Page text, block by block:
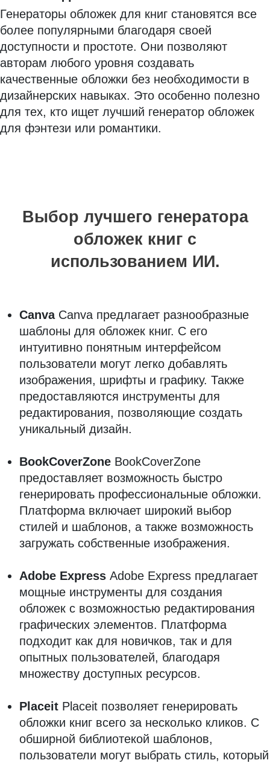
Генераторы обложек для книг становятся все
более популярными благодаря своей
доступности и простоте. Они позволяют
авторам любого уровня создавать
качественные обложки без необходимости в
дизайнерских навыках. Это особенно полезно
для тех, кто ищет лучший генератор обложек
для фэнтези или романтики.
Выбор лучшего генератора
обложек книг с
использованием ИИ.
Canva Canva предлагает разнообразные
шаблоны для обложек книг. С его
интуитивно понятным интерфейсом
пользователи могут легко добавлять
изображения, шрифты и графику. Также
предоставляются инструменты для
редактирования, позволяющие создать
уникальный дизайн.
BookCoverZone BookCoverZone
предоставляет возможность быстро
генерировать профессиональные обложки.
Платформа включает широкий выбор
стилей и шаблонов, а также возможность
загружать собственные изображения.
Adobe Express Adobe Express предлагает
мощные инструменты для создания
обложек с возможностью редактирования
графических элементов. Платформа
подходит как для новичков, так и для
опытных пользователей, благодаря
множеству доступных ресурсов.
Placeit Placeit позволяет генерировать
обложки книг всего за несколько кликов. С
обширной библиотекой шаблонов,
пользователи могут выбрать стиль, который